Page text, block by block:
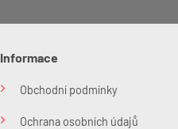
Informace
Obchodní podmínky
Ochrana osobních údajů